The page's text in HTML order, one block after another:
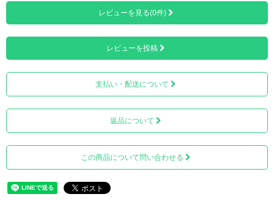
エナメル塗料による吹付塗装品となります。ご注意くださ
い。
強い日差しから守ってくれる日除けとして、また雨風をし
のぐ雨具として大いに役立ちます。
文字無し（無地）も同価格にて販売しております。
頭を固定する五徳と呼ばれる台座が付いております。
レビューを見る(0件)
レビューを投稿
支払い・配送について
返品について
この商品について問い合わせる